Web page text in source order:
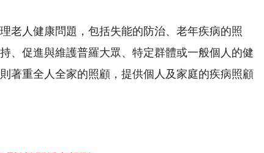
老人健康問題，包括失能的防治、老年疾病的照
、促進與維護普羅大眾、特定群體或一般個人的健
著重全人全家的照顧，提供個人及家庭的疾病照顧